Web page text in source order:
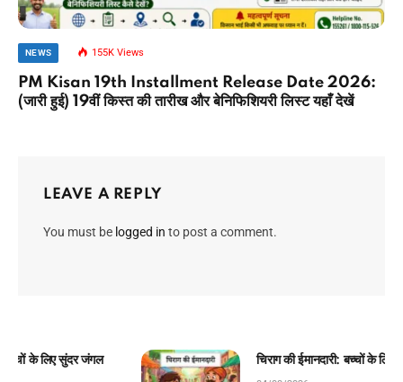
NEWS 155KViews
PM Kisan 19th Installment Release Date 2026:
(जारी हुई) 19वीं किस्त की तारीख और बेनिफिशियरी लिस्ट यहाँ देखें
LEAVE A REPLY
You must be logged in to post a comment.
चिराग की ईमानदारी: बच्चों के लिए प्रेरणादायक बाल कहानी!